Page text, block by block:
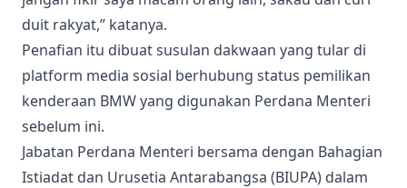
duit rakyat,” katanya.
Penafian itu dibuat susulan dakwaan yang tular di
platform media sosial berhubung status pemilikan
kenderaan BMW yang digunakan Perdana Menteri
sebelum ini.
Jabatan Perdana Menteri bersama dengan Bahagian
Istiadat dan Urusetia Antarabangsa (BIUPA) dalam